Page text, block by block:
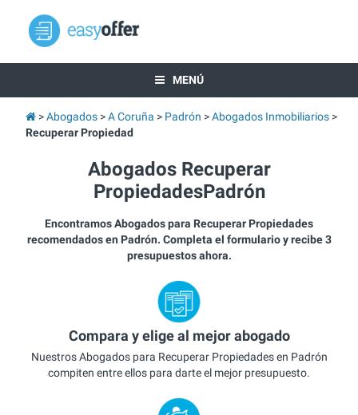
MENÚ
Abogados A Coruña Padrón
Abogados Inmobiliarios
Recuperar Propiedad
Abogados Recuperar
PropiedadesPadrón
Encontramos Abogados para Recuperar Propiedades
recomendados en Padrón. Completa el formulario y recibe 3
presupuestos ahora.
Compara y elige al mejor abogado
Nuestros Abogados para Recuperar Propiedades en Padrón
compiten entre ellos para darte el mejor presupuesto.